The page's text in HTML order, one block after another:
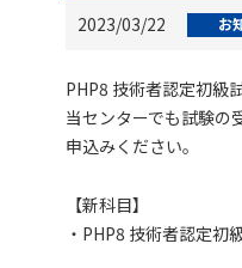
2023/03/22 お
PHP8 技術者認定初級
当センターでも試験の
申込みください。
【新科目】
・PHP8 技術者認定初